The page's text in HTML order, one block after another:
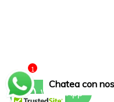
Chatea con
1